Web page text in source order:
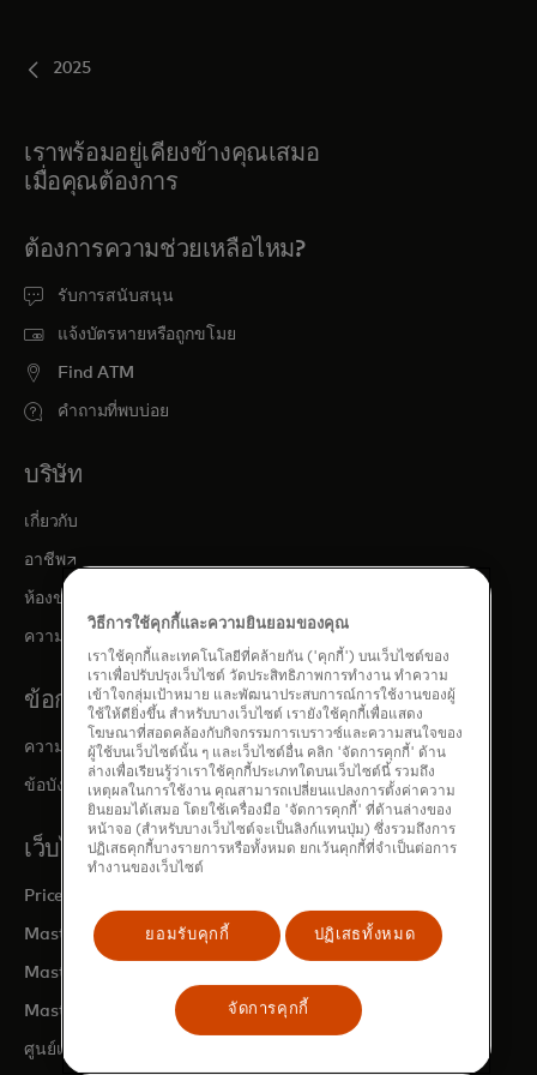
เพื่อโลก
ข่าวสารและแนวโน้ม
2025
เราพร้อมอยู่เคียงข้างคุณเสมอ
เมื่อคุณต้องการ
ต้องการความช่วยเหลือไหม?
รับการสนับสนุน
แจ้งบัตรหายหรือถูกขโมย
Find ATM
คำถามที่พบบ่อย
บริษัท
เกี่ยวกับ
อาชีพopens in a new tab
ห้องข่าว
ความสัมพันธ์กับนักลงทุน opens in a new tab
ข้อกฎหมายและนโยบายความเป็นส่วนตัว
ความเป็นส่วนตัวและความรับผิดชอบต่อข้อมูล
ข้อบังคับองค์กรที่มีผลผูกพัน (BCRs)
เว็บไซต์ของ MASTERCARD
Priceless.com
Mastercard Business Intelligenceopens in a new tab
Mastercard Developers
Mastercard ศูนย์การตลาด opens in a new tab
ศูนย์เพื่อการเติบโตอย่างครอบคลุม
วิธีการใช้คุกกี้และความยินยอมของคุณ
เราใช้คุกกี้และเทคโนโลยีที่คล้ายกัน ('คุกกี้') บนเว็บไซต์ของ
เราเพื่อปรับปรุงเว็บไซต์ วัดประสิทธิภาพการทำงาน ทำความ
เข้าใจกลุ่มเป้าหมาย และพัฒนาประสบการณ์การใช้งานของผู้
ใช้ให้ดียิ่งขึ้น สำหรับบางเว็บไซต์ เรายังใช้คุกกี้เพื่อแสดง
โฆษณาที่สอดคล้องกับกิจกรรมการเบราวซ์และความสนใจของ
ผู้ใช้บนเว็บไซต์นั้น ๆ และเว็บไซต์อื่น คลิก 'จัดการคุกกี้' ด้าน
ล่างเพื่อเรียนรู้ว่าเราใช้คุกกี้ประเภทใดบนเว็บไซต์นี้ รวมถึง
เหตุผลในการใช้งาน คุณสามารถเปลี่ยนแปลงการตั้งค่าความ
ยินยอมได้เสมอ โดยใช้เครื่องมือ 'จัดการคุกกี้' ที่ด้านล่างของ
หน้าจอ (สำหรับบางเว็บไซต์จะเป็นลิงก์แทนปุ่ม) ซึ่งรวมถึงการ
ปฏิเสธคุกกี้บางรายการหรือทั้งหมด ยกเว้นคุกกี้ที่จำเป็นต่อการ
ทำงานของเว็บไซต์
ยอมรับคุกกี้ ปฏิเสธทั้งหมด
จัดการคุกกี้